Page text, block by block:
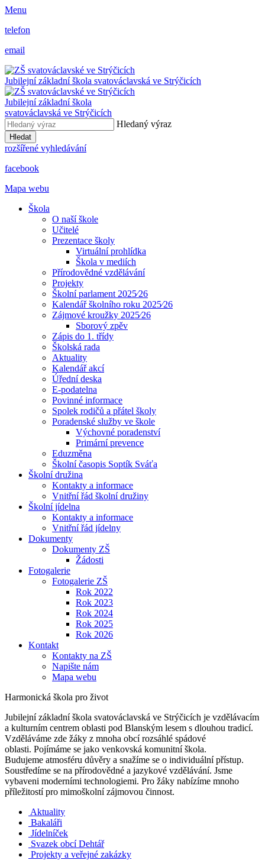
Menu
telefon
email
Jubilejní základní škola svatováclavská ve Strýčicích
Jubilejní základní škola
svatováclavská ve Strýčicích
Hledaný výraz
Hledat
rozšířené vyhledávání
facebook
Mapa webu
Škola
O naší škole
Učitelé
Prezentace školy
Virtuální prohlídka
Škola v mediích
Přírodovědné vzdělávání
Projekty
Školní parlament 2025⁄26
Kalendář školního roku 2025⁄26
Zájmové kroužky 2025⁄26
Sborový zpěv
Zápis do 1. třídy
Školská rada
Aktuality
Kalendář akcí
Úřední deska
E-podatelna
Povinné informace
Spolek rodičů a přátel školy
Poradenské služby ve škole
Výchovné poradenství
Primární prevence
Eduzměna
Školní časopis Soptík Sváťa
Školní družina
Kontakty a informace
Vnitřní řád školní družiny
Školní jídelna
Kontakty a informace
Vnitřní řád jídelny
Dokumenty
Dokumenty ZŠ
Žádosti
Fotogalerie
Fotogalerie ZŠ
Rok 2022
Rok 2023
Rok 2024
Rok 2025
Rok 2026
Kontakt
Kontakty na ZŠ
Napište nám
Mapa webu
Harmonická škola pro život
Jubilejní základní škola svatováclavská ve Strýčicích je vzdělávacím
a kulturním centrem oblasti pod Blanským lesem s dlouhou tradicí.
Vzděláváme zde žáky z mnoha obcí rozsáhlé spádové
oblasti. Pojímáme se jako venkovská komunitní škola.
Budujeme atmosféru důvěry a snažíme se o individuální přístup.
Soustředíme se na přírodovědné a jazykové vzdělávání. Jsme
vybaveni moderními technologiemi. Pro žáky nabízíme mnoho
příležitostí pro mimoškolní zájmovou činnost.
Aktuality
Bakaláři
Jídelníček
Svazek obcí Dehtář
Projekty a veřejné zakázky